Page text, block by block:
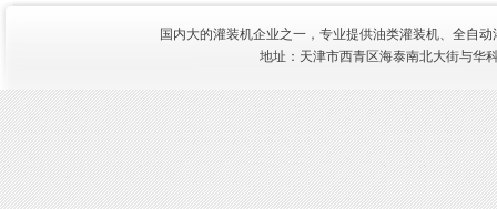
国内大的灌装机企业之一，专业提供油类灌装机、 全自动
地址：天津市西青区海泰南北大街与